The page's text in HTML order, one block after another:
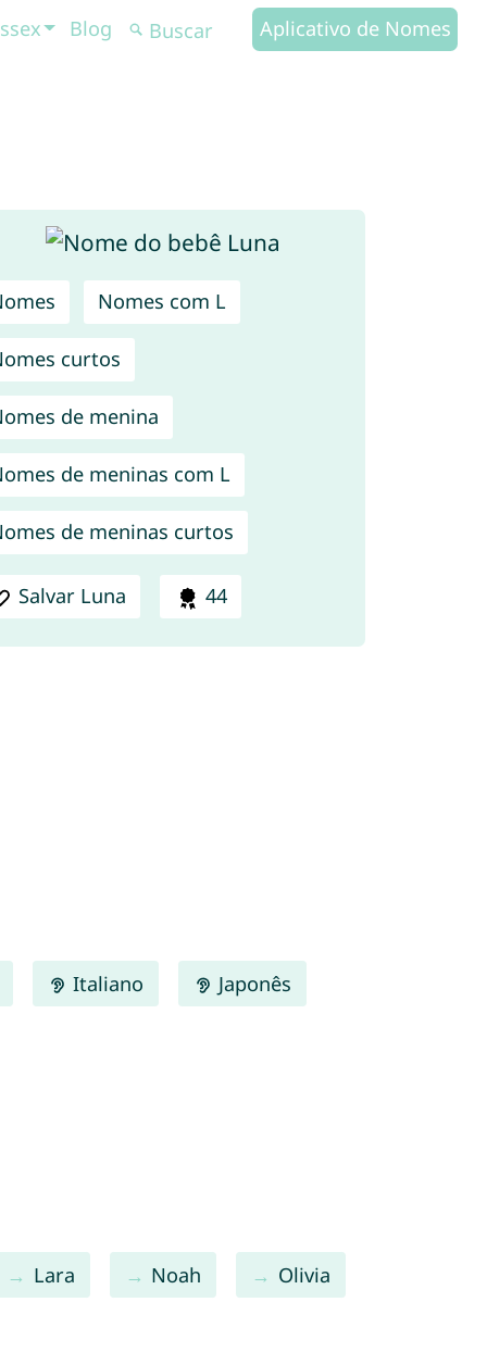
Blog Aplicativo de Nomes
Nomes com L
curtos
de menina
de meninas com L
de meninas curtos
Salvar Luna 44
Italiano Japonês
Lara Noah Olivia